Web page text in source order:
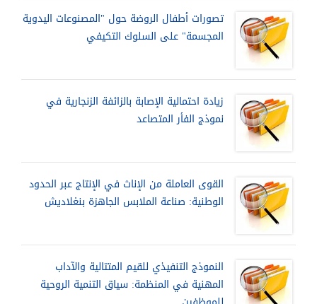
تصورات أطفال الروضة حول "المصنوعات اليدوية
المجسمة" على السلوك التكيفي
زيادة احتمالية الإصابة بالزائفة الزنجارية في
نموذج الفأر المتصاعد
القوى العاملة من الإناث في الإنتاج عبر الحدود
الوطنية: صناعة الملابس الجاهزة بنغلاديش
النموذج التنفيذي للقيم المتتالية والآداب
المهنية في المنظمة: سياق التنمية الروحية